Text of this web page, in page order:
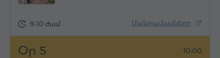
Մանրամասները
9-10 ժամ
Օր 5 10:00